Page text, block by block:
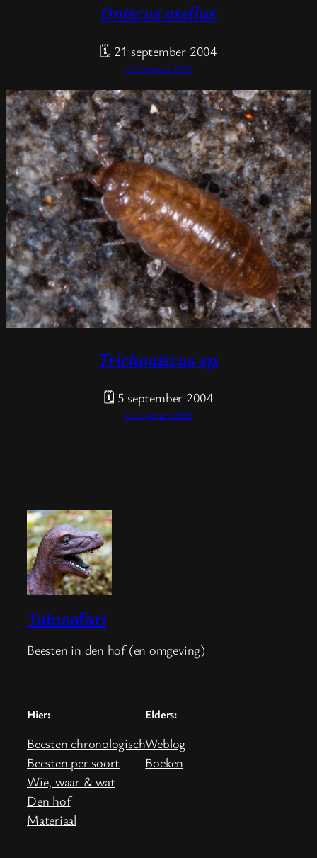
Oniscus asellus
🗓 21 september 2004
Δ 2 februari 2025
Trichoniscus sp.
🗓 5 september 2004
Δ 22 januari 2025
Tuinsafari
Beesten in den hof (en omgeving)
Hier:
Beesten chronologisch
Beesten per soort
Wie, waar & wat
Den hof
Materiaal
Elders:
Weblog
Boeken